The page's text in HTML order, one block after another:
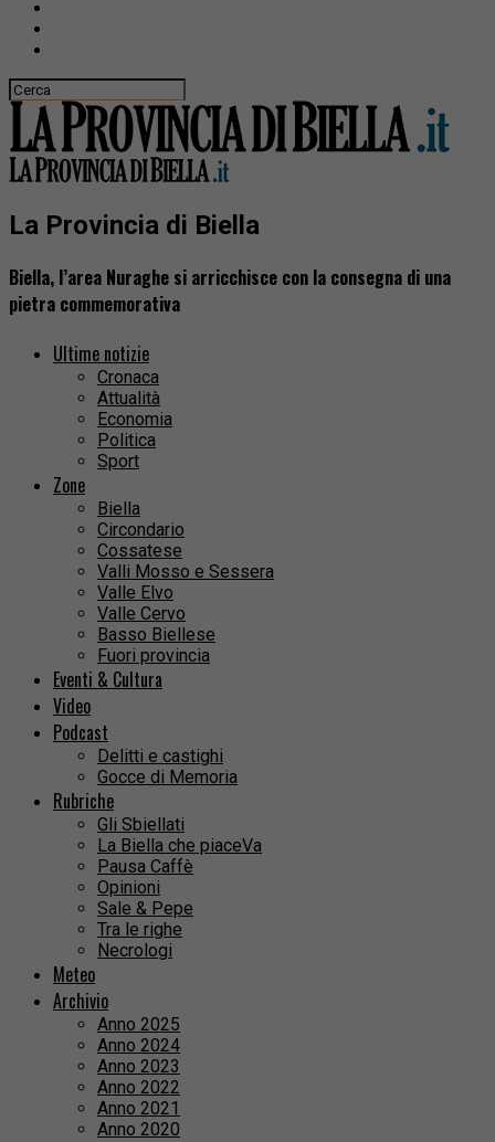
La Provincia di Biella
Biella, l’area Nuraghe si arricchisce con la consegna di una
pietra commemorativa
Ultime notizie
Cronaca
Attualità
Economia
Politica
Sport
Zone
Biella
Circondario
Cossatese
Valli Mosso e Sessera
Valle Elvo
Valle Cervo
Basso Biellese
Fuori provincia
Eventi & Cultura
Video
Podcast
Delitti e castighi
Gocce di Memoria
Rubriche
Gli Sbiellati
La Biella che piaceVa
Pausa Caffè
Opinioni
Sale & Pepe
Tra le righe
Necrologi
Meteo
Archivio
Anno 2025
Anno 2024
Anno 2023
Anno 2022
Anno 2021
Anno 2020